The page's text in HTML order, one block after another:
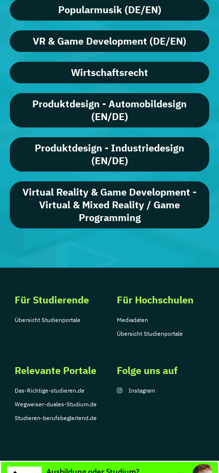
Popularmusik (DE/EN)
VR & Game Development (DE/EN)
Wirtschaftsrecht
Produktdesign - Automobildesign
(EN/DE)
Produktdesign - Industriedesign
(EN/DE)
Virtual Reality & Game Development -
Virtual & Mixed Reality / Game
Programming
Für Studierende
Übersicht Studienportale
Für Hochschulen
Mediadaten
Übersicht Studienportale
Relevante Portale
Das-Richtige-studieren.de
Wegweiser-duales-Studium.de
Studieren-berufsbegleitend.de
Folge uns auf
Instagram